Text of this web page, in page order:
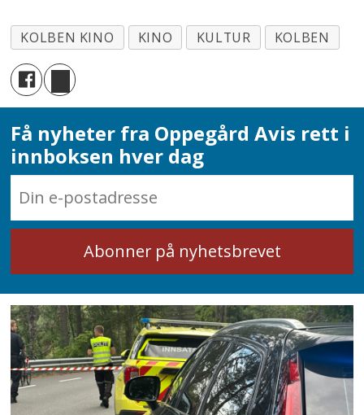
KOLBEN KINO KINO KULTUR KOLBEN
Få nyheter fra Oppegård Avis rett i
innboksen hver dag